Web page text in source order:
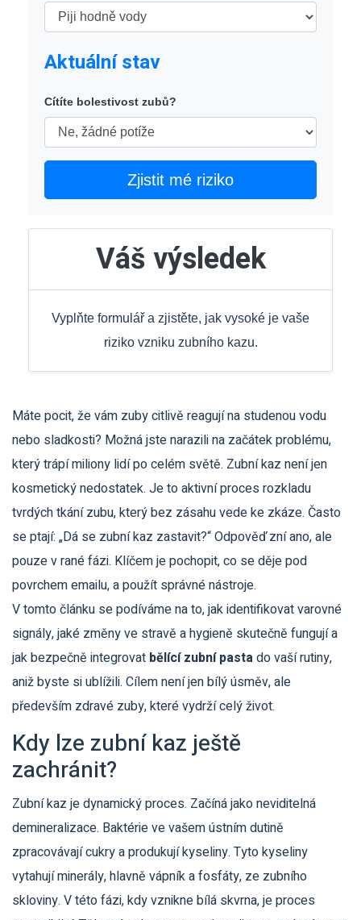
Aktuální stav
Cítíte bolestivost zubů?
Zjistit mé riziko
Váš výsledek
Vyplňte formulář a zjistěte, jak vysoké je vaše
riziko vzniku zubního kazu.
Máte pocit, že vám zuby citlivě reagují na studenou vodu
nebo sladkosti? Možná jste narazili na začátek problému,
který trápí miliony lidí po celém světě. Zubní kaz není jen
kosmetický nedostatek. Je to aktivní proces rozkladu
tvrdých tkání zubu, který bez zásahu vede ke zkáze. Často
se ptají: „Dá se zubní kaz zastavit?“ Odpověď zní ano, ale
pouze v rané fázi. Klíčem je pochopit, co se děje pod
povrchem emailu, a použít správné nástroje.
V tomto článku se podíváme na to, jak identifikovat varovné
signály, jaké změny ve stravě a hygieně skutečně fungují a
jak bezpečně integrovat bělící zubní pastado vaší rutiny,
aniž byste si ublížili. Cílem není jen bílý úsměv, ale
především zdravé zuby, které vydrží celý život.
Kdy lze zubní kaz ještě
zachránit?
Zubní kaz je dynamický proces. Začíná jako neviditelná
demineralizace. Baktérie ve vašem ústním dutině
zpracovávají cukry a produkují kyseliny. Tyto kyseliny
vytahují minerály, hlavně vápník a fosfáty, ze zubního
skloviny. V této fázi, kdy vznikne bílá skvrna, je proces